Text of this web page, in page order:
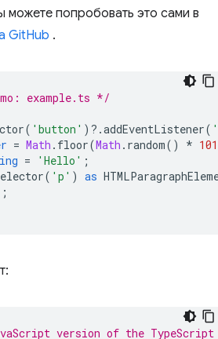
можете попробовать это сами в
GitHub .
example.ts */
( 'button' ) ? .addEventListener(
= Math . floor(Math . random() * 101
= 'Hello' ;
( 'p' ) as
version of the